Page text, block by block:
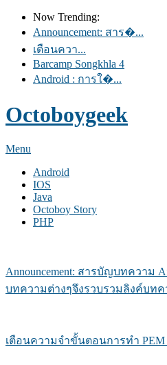
Now Trending:
Announcement: สาร�...
เตือนควา...
Barcamp Songkhla 4
Android : การใ�...
Octoboygeek
Menu
Android
IOS
Java
Octoboy Story
PHP
Announcement: สารบัญบทความ
บทความต่างๆจึงรวบรวมลิงค์บท
เตือนความจำขั้นตอนการทำ PEM